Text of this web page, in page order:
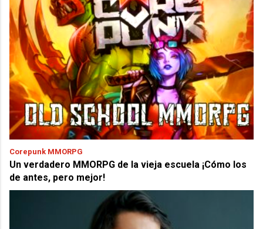
Corepunk MMORPG
Un verdadero MMORPG de la vieja escuela ¡Cómo los
de antes, pero mejor!